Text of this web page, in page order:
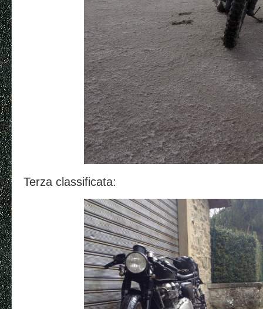
Terza classificata: